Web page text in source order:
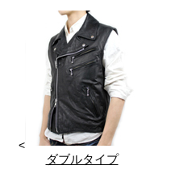
<
ダブルタイプ